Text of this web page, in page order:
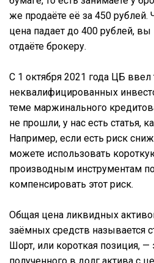
же продаёте её за 450 рублей.
цена падает до 400 рублей, вы
отдаёте брокеру.
С 1 октября 2021 года ЦБ ввел
неквалифицированных
теме маржинального
не прошли, у нас есть статья,
Например, если есть риск
можете использовать
производным инструментам
компенсировать этот риск.
Общая цена ликвидных
заёмных средств называется
Шорт, или короткая позиция,